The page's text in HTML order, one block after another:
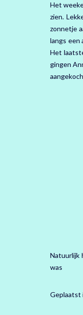
Het
zien.
zonnetje
langs een
Het
gingen
Natuurlijk
was
Geplaatst